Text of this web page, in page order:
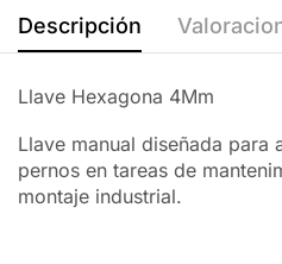
Descripción
Llave Hexagona 4Mm
Llave manual diseñada para
pernos en tareas de
montaje industrial.